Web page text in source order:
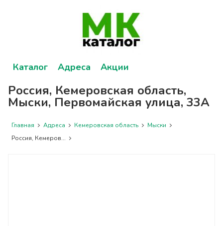
Каталог Адреса Акции
Россия, Кемеровская область,
Мыски, Первомайская улица, 33А
Главная Адреса Кемеровская область
Мыски
Россия, Кемеров...